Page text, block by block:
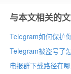
与本文相关的
Telegram如何保护
Telegram被盗号了
电报群下载路径在